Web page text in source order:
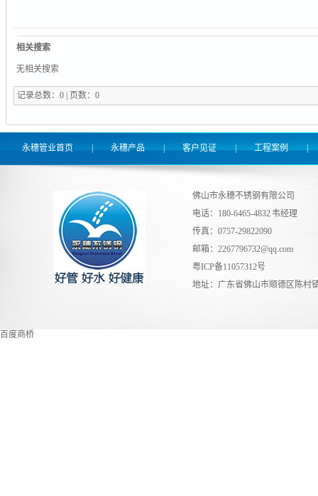
相关搜索
无相关搜索
记录总数：0 | 页数：0
永穗管业首页 永穗产品 | 客户见证 | 工程案例 |
佛山市永穗不锈钢有限公司
电话：180-6465-4832 韦经理
传真：0757-29822090
邮箱：2267796732@qq.com
粤ICP备11057312号
地址：广东省佛山市顺德区陈
百度商桥